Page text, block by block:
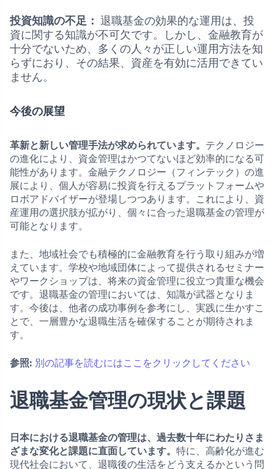
投資知識の不足： 退職基金の効果的な運用は、投
資に関する知識が不可欠です。しかし、金融教育が
十分でないため、多くの人々が正しい運用方法を知
らずにおり、その結果、資産を有効に活用できてい
ません。
今後の展望
革新と新しい管理手法が求められています。 テクノロジー
の進化により、資金管理はかつてないほど効率的になる可
能性があります。金融テクノロジー（フィンテック）の進
展により、個人が容易に投資を行えるプラットフォームや
ロボアドバイザーが登場しつつあります。これにより、資
産運用の選択肢が拡がり、個々に合った退職基金の管理が
可能となります。
また、地域社会でも積極的に金融教育を行う取り組みが増
えています。学校や地域団体によって提供されるセミナー
やワークショップは、将来の資金管理に役立つ貴重な機会
です。退職基金の管理においては、知識が武器となりま
す。今後は、他者の成功事例を参考にし、実践に生かすこ
とで、一層豊かな退職生活を確保することが期待されま
す。
参照: 別の記事を読むにはここをクリックしてください
退職基金管理の現状と課題
日本における退職基金の管理は、過去数十年にわたりさま
ざまな変化と課題に直面しています。 特に、高齢化が進む
現代社会において、退職後の生活をどう支えるかという問